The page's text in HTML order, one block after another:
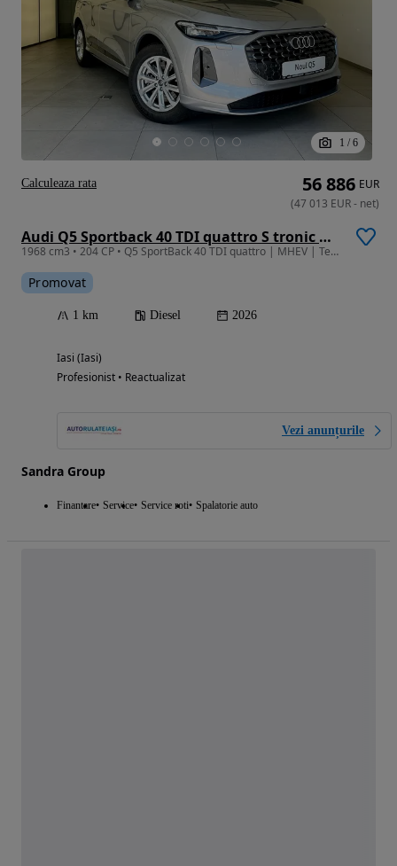
1 / 6
Audi Q5 Sportback 40 TDI quattro S tronic MHEV Advanced
1968 cm3 • 204 CP • Q5 SportBack 40 TDI quattro | MHEV | Tech Plus | S-line interior
Promovat
1 km Diesel 2026
Iasi (Iasi)
Profesionist • Reactualizat
Vezi anunțurile
Sandra Group
Finantare Service Service roti Spalatorie auto
56 886 EUR
(47 013 EUR- net)
Calculeaza rata